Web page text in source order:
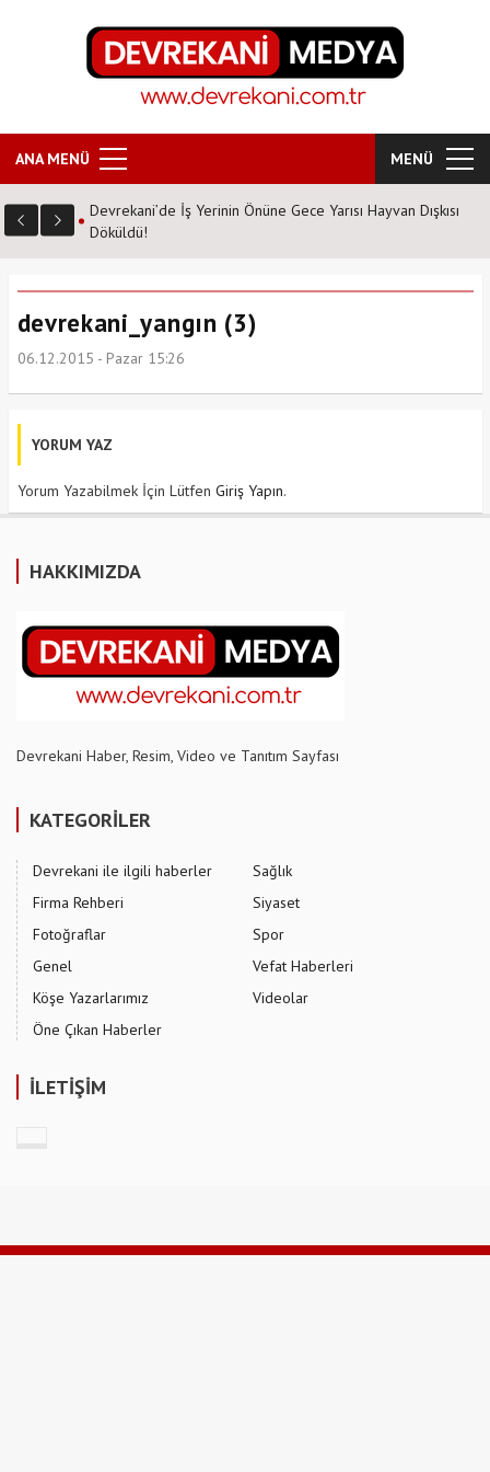
ANA MENÜ MENÜ
Devrekani’de İş Yerinin Önüne Gece Yarısı Hayvan Dışkısı
Döküldü!
devrekani_yangın (3)
06.12.2015 - Pazar 15:26
YORUM YAZ
Yorum Yazabilmek İçin Lütfen Giriş Yapın.
HAKKIMIZDA
Devrekani Haber, Resim, Video ve Tanıtım Sayfası
KATEGORİLER
Devrekani ile ilgili haberler
Firma Rehberi
Fotoğraflar
Genel
Köşe Yazarlarımız
Öne Çıkan Haberler
Sağlık
Siyaset
Spor
Vefat Haberleri
Videolar
İLETİŞİM